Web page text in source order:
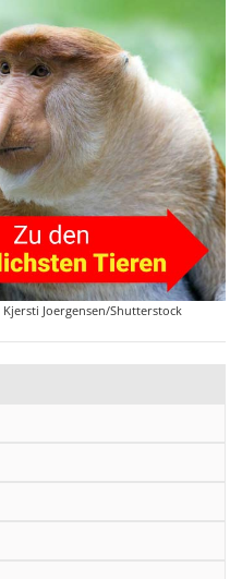
Joergensen/Shutterstock